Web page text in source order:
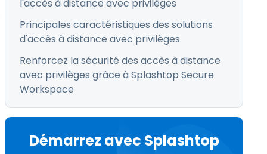
l'accès à distance avec privilèges
Principales caractéristiques des solutions
d'accès à distance avec privilèges
Renforcez la sécurité des accès à distance
avec privilèges grâce à Splashtop Secure
Workspace
Démarrez avec Splashtop